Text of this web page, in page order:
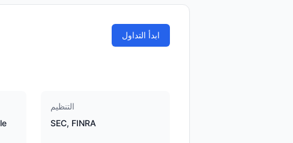
ابدأ التداول
التنظيم
SEC, FINRA